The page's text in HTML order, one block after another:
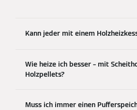
Kann jeder mit einem
Wie heize ich besser – mit
Holzpellets?
Muss ich immer einen